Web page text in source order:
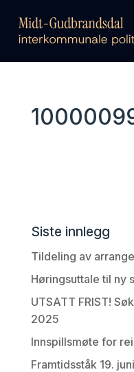
Siste innlegg
Tildeling av
Høringsuttale til ny
UTSATT FRIST!
2025
Innspillsmøte for
Framtidsståk 19. juni